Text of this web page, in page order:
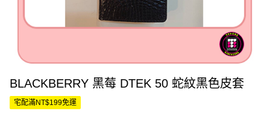
BLACKBERRY 黑莓 DTEK 50 蛇紋黑色皮套
宅配滿NT$199免運